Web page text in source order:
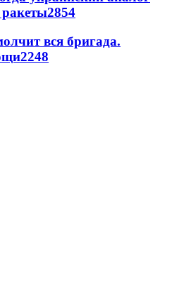
ракеты2854
вся бригада.
2248